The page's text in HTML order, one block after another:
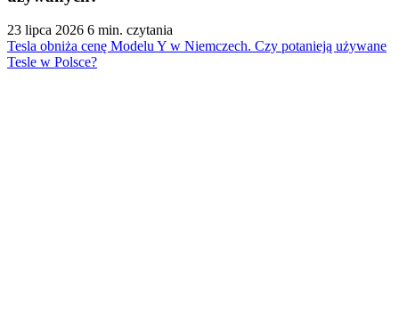
23 lipca 2026 6 min. czytania
Tesla obniża cenę Modelu Y w Niemczech. Czy potanieją używane
Tesle w Polsce?